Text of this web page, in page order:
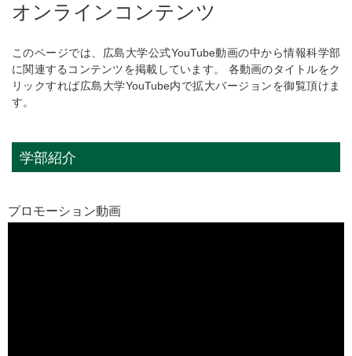
オンラインコンテンツ
このページでは、広島大学公式YouTube動画の中から情報科学部
に関連するコンテンツを掲載しています。 各動画のタイトルをク
リックすれば広島大学YouTube内で拡大バージョンを御覧頂けま
す。
学部紹介
プロモーション動画